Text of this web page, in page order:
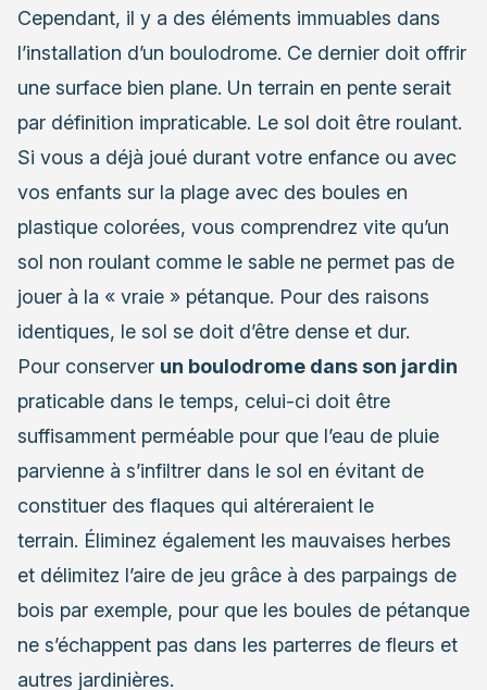
Cependant, il y a des éléments immuables dans
l’installation d’un boulodrome. Ce dernier doit offrir
une surface bien plane. Un terrain en pente serait
par définition impraticable. Le sol doit être roulant.
Si vous a déjà joué durant votre enfance ou avec
vos enfants sur la plage avec des boules en
plastique colorées, vous comprendrez vite qu’un
sol non roulant comme le sable ne permet pas de
jouer à la « vraie » pétanque. Pour des raisons
identiques, le sol se doit d’être dense et dur.
Pour conserver un boulodrome dans son jardin
praticable dans le temps, celui-ci doit être
suffisamment perméable pour que l’eau de pluie
parvienne à s’infiltrer dans le sol en évitant de
constituer des flaques qui altéreraient le
terrain. Éliminez également les mauvaises herbes
et délimitez l’aire de jeu grâce à des parpaings de
bois par exemple, pour que les boules de pétanque
ne s’échappent pas dans les parterres de fleurs et
autres jardinières.